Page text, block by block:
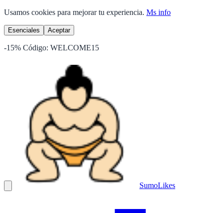
Usamos cookies para mejorar tu experiencia. Ms info
Esenciales Aceptar
-15% Código: WELCOME15
SumoLikes